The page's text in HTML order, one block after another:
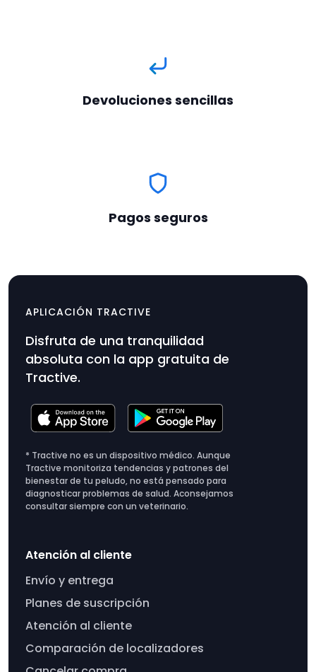
Devoluciones sencillas
Pagos seguros
2 soportes de fijación
Precio
producto
$9.99
APLICACIÓN TRACTIVE
Disfruta de una tranquilidad
absoluta con la app gratuita de
Tractive.
* Tractive no es un dispositivo médico. Aunque
Tractive monitoriza tendencias y patrones del
bienestar de tu peludo, no está pensado para
diagnosticar problemas de salud. Aconsejamos
consultar siempre con un veterinario.
Atención al cliente
Envío y entrega
Planes de suscripción
Atención al cliente
Comparación de localizadores